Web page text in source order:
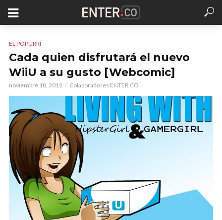
EL POPURRÍ
Cada quien disfrutará el nuevo
WiiU a su gusto [Webcomic]
noviembre 18, 2012 Colaboradores ENTER.CO